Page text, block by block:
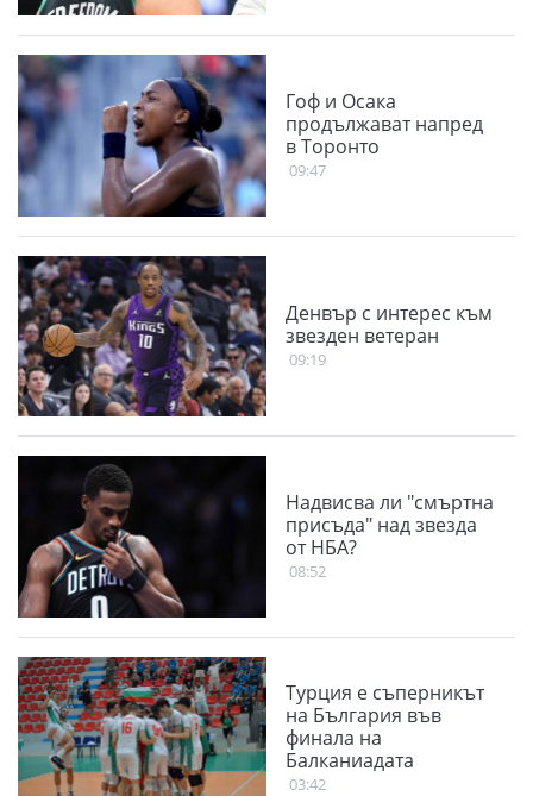
Гоф и Осака
продължават напред
в Торонто
09:47
Денвър с интерес към
звезден ветеран
09:19
Надвисва ли "смъртна
присъда" над звезда
от НБА?
08:52
Турция е съперникът
на България във
финала на
Балканиадата
03:42